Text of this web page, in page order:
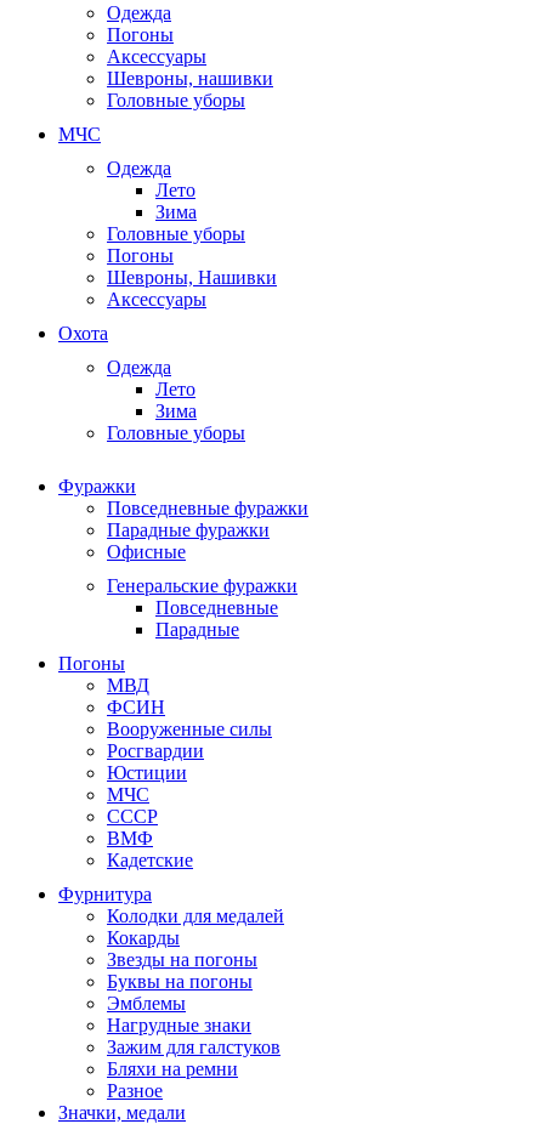
Одежда
Погоны
Аксессуары
Шевроны, нашивки
Головные уборы
МЧС
Одежда
Лето
Зима
Головные уборы
Погоны
Шевроны, Нашивки
Аксессуары
Охота
Одежда
Лето
Зима
Головные уборы
Фуражки
Повседневные фуражки
Парадные фуражки
Офисные
Генеральские фуражки
Повседневные
Парадные
Погоны
МВД
ФСИН
Вооруженные силы
Росгвардии
Юстиции
МЧС
СССР
ВМФ
Кадетские
Фурнитура
Колодки для медалей
Кокарды
Звезды на погоны
Буквы на погоны
Эмблемы
Нагрудные знаки
Зажим для галстуков
Бляхи на ремни
Разное
Значки, медали